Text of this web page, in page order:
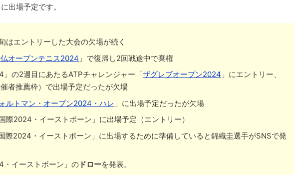
出場予定です。
はエントリーした大会の欠場が続く
オープンテニス2024 」で復帰し2回戦途中で棄権
」の2週目にあたるATPチャレンジャー「ザグレブオープン2024 」にエントリー、
者推薦枠）で出場予定だったが欠場
ルトマン・オープン2024・ハレ 」に出場予定だったが欠場
際2024・イーストボーン」に出場予定（エントリー）
際2024・イーストボーン」に出場するために準備していると錦織圭選手がSNSで発
・イーストボーン」の ドローを発表。